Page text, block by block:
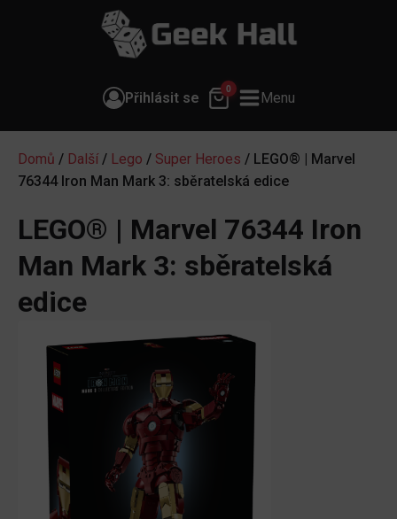
Přihlásit se
0
Menu
Domů / Další / Lego / Super Heroes / LEGO® | Marvel
76344 Iron Man Mark 3: sběratelská edice
LEGO® | Marvel 76344 Iron
Man Mark 3: sběratelská
edice